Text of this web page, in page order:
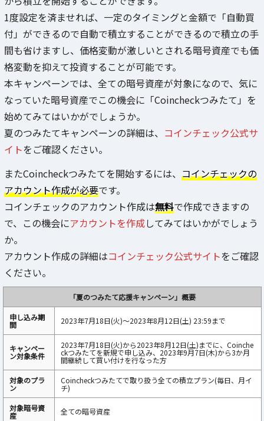
1度設定を済ませれば、一定のタイミングと金額で「自動買
付」ができるので自動で積立することができるので積立の手
間も省けますし、価格変動が激しいとされる暗号資産でも価
格変動を抑えて投資することが可能です。
本キャンペーンでは、全ての暗号資産が対象になので、気に
なっていた暗号資産でこの機会に「Coincheckつみたて」を
始めてみてはいかがでしょうか。
夏のつみたてキャンペーンの詳細は、 コインチェック公式サ
イトをご確認ください。
またCoincheckつみたてを開始するには、 コインチェックの
アカウント作成が必要です。
コインチェックのアカウント作成は無料で作成できますの
で、この機会にアカウントを作成してみてはいかがでしょう
か。
アカウント作成の詳細はコインチェック公式サイトをご確認
ください。
「夏のつみたて応援キャンペーン」概要
申し込み期
間 2023年7月18日(火)〜2023年8月12日(土) 23:59まで
キャンペー
ン対象条件
2023年7月18日(火)から2023年8月12日(土)までに、Coinche
ckつみたてを新規で申し込み、2023年9月7日(木)から3か月
間継続して買い付けを行なった方
対象のプラ
ン
Coincheckつみたてで取り扱う全ての積立プラン(毎日、月イ
チ)
対象暗号資
産 全ての暗号資産